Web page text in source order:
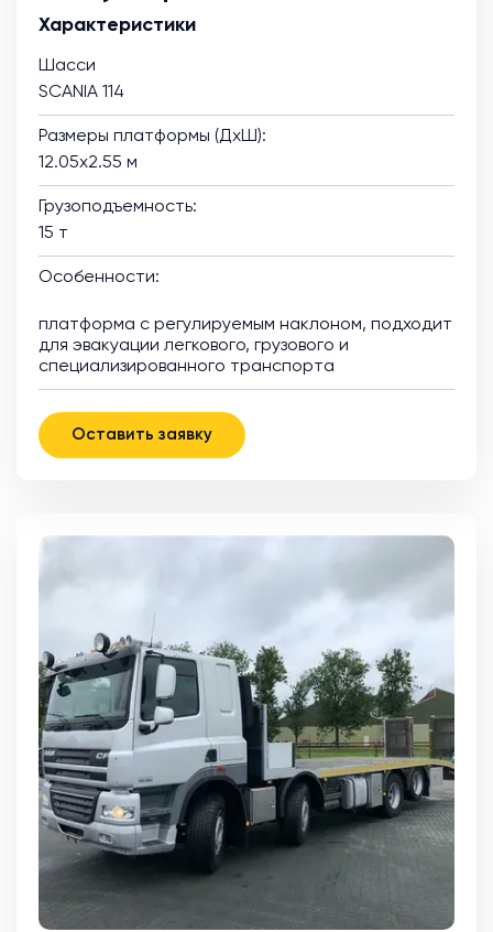
Характеристики
Шасси
SCANIA 114
Размеры платформы (ДхШ):
12.05х2.55 м
Грузоподъемность:
15 т
Особенности:
платформа с регулируемым наклоном, подходит
для эвакуации легкового, грузового и
специализированного транспорта
Оставить заявку